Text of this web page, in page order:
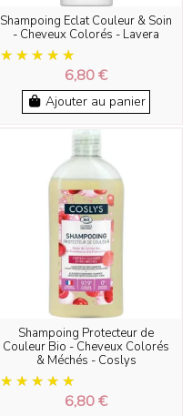
Shampoing Eclat Couleur & Soin
- Cheveux Colorés - Lavera
6,80 €
Ajouter au panier
Shampoing Protecteur de
Couleur Bio - Cheveux Colorés
& Méchés - Coslys
6,80 €